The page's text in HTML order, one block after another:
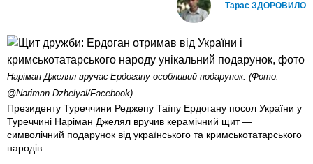
Тарас ЗДОРОВИЛО
Наріман Джелял вручає Ердогану особливий подарунок. (Фото:
@Nariman Dzhelyal/Facebook)
Президенту Туреччини Реджепу Таїпу Ердогану посол України у
Туреччині Наріман Джелял вручив керамічний щит —
символічний подарунок від українського та кримськотатарського
народів.